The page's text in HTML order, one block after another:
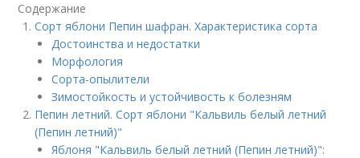
Содержание
Сорт яблони Пепин шафран. Характеристика сорта
Достоинства и недостатки
Морфология
Сорта-опылители
Зимостойкость и устойчивость к болезням
Пепин летний. Сорт яблони "Кальвиль белый летний
(Пепин летний)"
Яблоня "Кальвиль белый летний (Пепин летний)":